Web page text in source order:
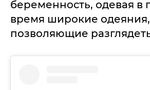
беременность, одевая в
время широкие
позволяющие